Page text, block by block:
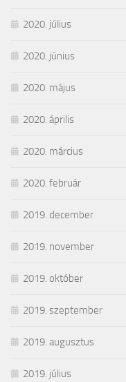
2020. július
2020. június
2020. május
2020. április
2020. március
2020. február
2019. december
2019. november
2019. október
2019. szeptember
2019. augusztus
2019. július